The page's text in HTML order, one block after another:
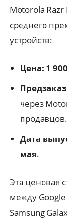
Motorola Razr
среднего
устройств:
Цена: 1
через
продавцов.
Дата
мая.
Эта ценовая
между Google
Samsung